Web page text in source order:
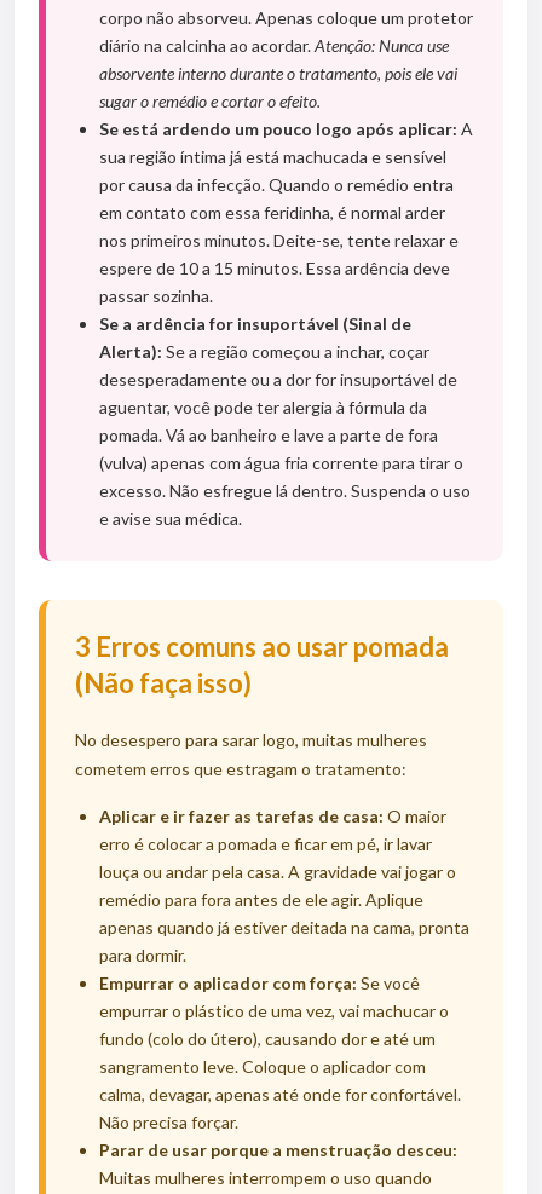
corpo não absorveu. Apenas coloque um protetor
diário na calcinha ao acordar.Atenção: Nunca use
absorvente interno durante o tratamento, pois ele vai
sugar o remédio e cortar o efeito.
Se está ardendo um pouco logo após aplicar: A
sua região íntima já está machucada e sensível
por causa da infecção. Quando o remédio entra
em contato com essa feridinha, é normal arder
nos primeiros minutos. Deite-se, tente relaxar e
espere de 10 a 15 minutos. Essa ardência deve
passar sozinha.
Se a ardência for insuportável (Sinal de
Alerta): Se a região começou a inchar, coçar
desesperadamente ou a dor for insuportável de
aguentar, você pode ter alergia à fórmula da
pomada. Vá ao banheiro e lave a parte de fora
(vulva) apenas com água fria corrente para tirar o
excesso. Não esfregue lá dentro. Suspenda o uso
e avise sua médica.
3 Erros comuns ao usar pomada
(Não faça isso)
No desespero para sarar logo, muitas mulheres
cometem erros que estragam o tratamento:
Aplicar e ir fazer as tarefas de casa: O maior
erro é colocar a pomada e ficar em pé, ir lavar
louça ou andar pela casa. A gravidade vai jogar o
remédio para fora antes de ele agir. Aplique
apenas quando já estiver deitada na cama, pronta
para dormir.
Empurrar o aplicador com força: Se você
empurrar o plástico de uma vez, vai machucar o
fundo (colo do útero), causando dor e até um
sangramento leve. Coloque o aplicador com
calma, devagar, apenas até onde for confortável.
Não precisa forçar.
Parar de usar porque a menstruação desceu:
Muitas mulheres interrompem o uso quando